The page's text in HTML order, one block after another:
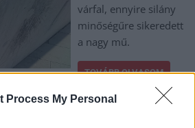
Process My Personal
várfal, ennyire silány
minőségűre sikeredett
a nagy mű.
TOVÁBB OLVASOM
,fidesz,kállai mária,minőség Szalay Ferenc